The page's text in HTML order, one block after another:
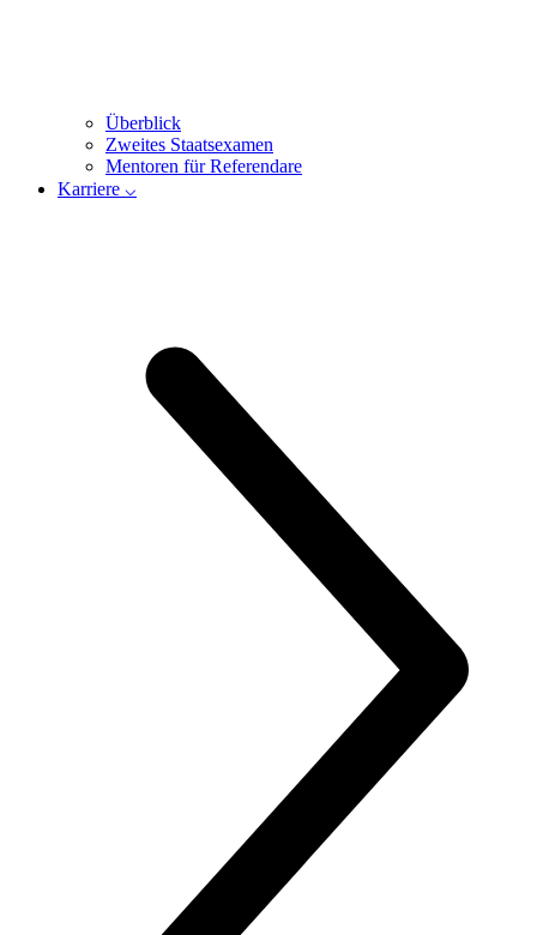
Überblick
Zweites Staatsexamen
Mentoren für Referendare
Karriere ⌵